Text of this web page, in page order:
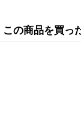
この商品を買っ